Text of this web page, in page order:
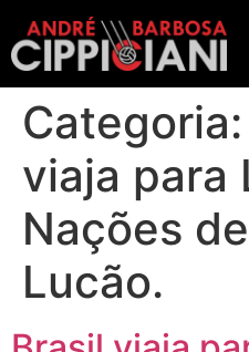
Categoria:
viaja para
Nações
Lucão.